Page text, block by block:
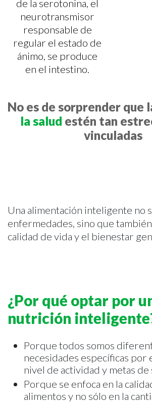
de la serotonina, el
neurotransmisor
responsable de
regular el estado de
ánimo, se produce
en el intestino.
No es de sorprender que
la salud estén tan
vinculadas
Una alimentación inteligente no
enfermedades, sino que
calidad de vida y el bienestar
¿Por qué optar por
nutrición
Porque todos somos
necesidades específicas por
nivel de actividad y metas de
Porque se enfoca en la
alimentos y no sólo en la